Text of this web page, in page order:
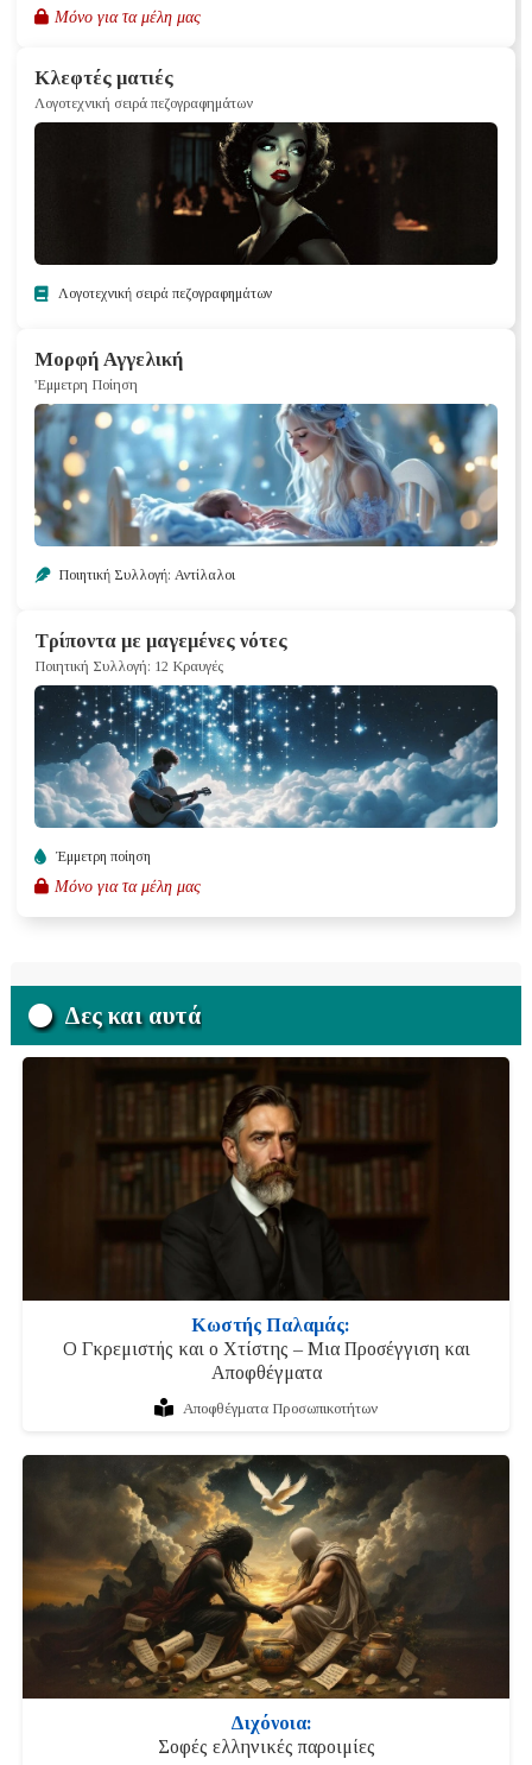
Μόνο για τα μέλη μας
Κλεφτές ματιές
Λογοτεχνική σειρά πεζογραφημάτων
Λογοτεχνική σειρά πεζογραφημάτων
Μορφή Αγγελική
'Εμμετρη Ποίηση
Ποιητική Συλλογή: Αντίλαλοι
Τρίποντα με μαγεμένες νότες
Ποιητική Συλλογή: 12 Κραυγές
Έμμετρη ποίηση
Μόνο για τα μέλη μας
Δες και αυτά
Κωστής Παλαμάς:
Ο Γκρεμιστής και ο Χτίστης – Μια Προσέγγιση και
Αποφθέγματα
Αποφθέγματα Προσωπικοτήτων
Διχόνοια:
Σοφές ελληνικές παροιμίες